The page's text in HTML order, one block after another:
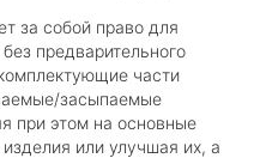
за собой право для
предварительного
части
засыпаемые
при этом на основные
или улучшая их, а